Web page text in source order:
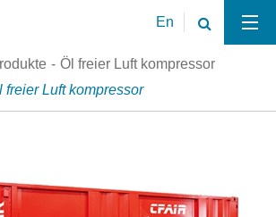
En
Öl freier Luft kompressor
freier Luft kompressor